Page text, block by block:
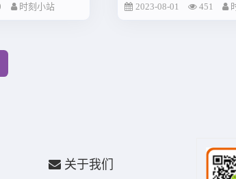
时刻小站 2023-08-01 451
关于我们